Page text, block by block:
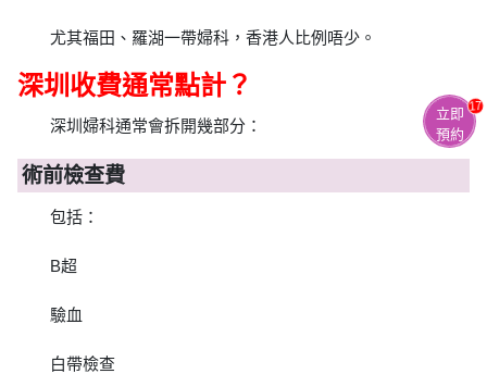
尤其福田、羅湖一帶婦科，香港人比例唔少。
深圳收費通常點計？
深圳婦科通常會拆開幾部分：
術前檢查費
包括：
B超
驗血
白帶檢查
立即
預約
17